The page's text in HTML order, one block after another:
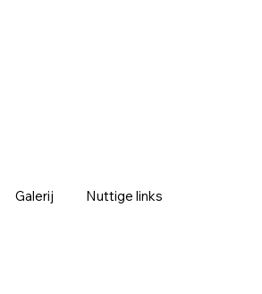
Galerij Nuttige links